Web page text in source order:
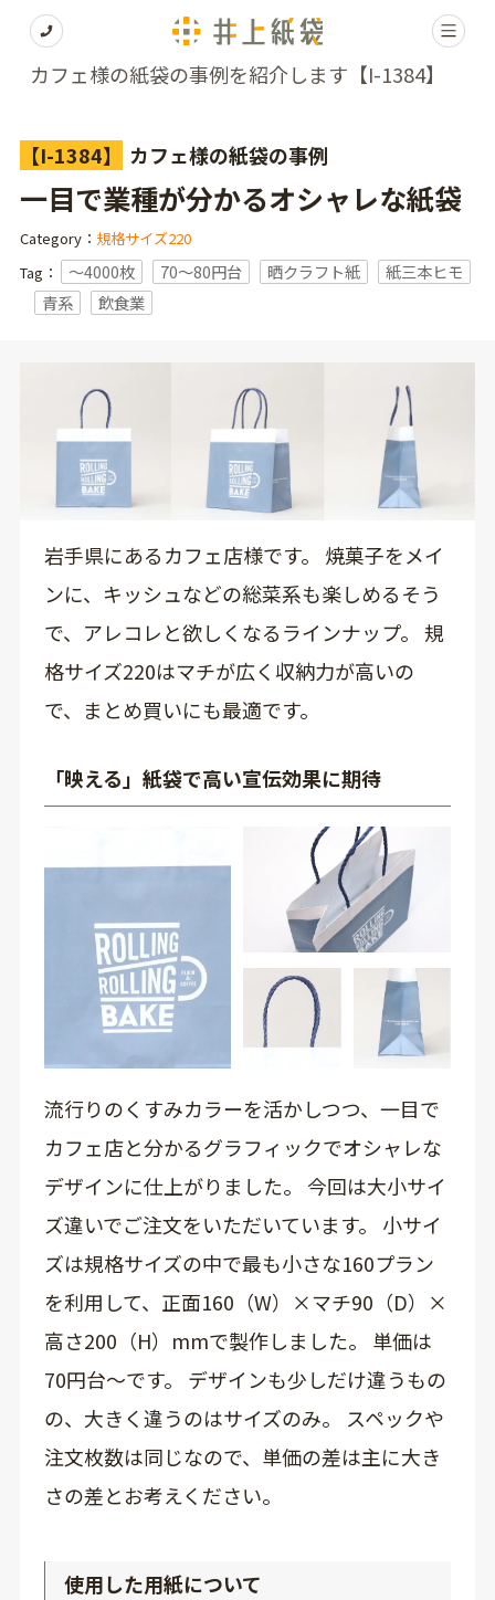
カフェ様の紙袋の事例を紹介します【I-1384】
【I-1384】 カフェ様の紙袋の事例
一目で業種が分かるオシャレな紙袋
Category： 規格サイズ220
Tag：
〜4000枚 70～80円台 晒クラフト紙
紙三本ヒモ
青系
飲食業
岩手県にあるカフェ店様です。 焼菓子をメイ
ンに、キッシュなどの総菜系も楽しめるそう
で、アレコレと欲しくなるラインナップ。 規
格サイズ220はマチが広く収納力が高いの
で、まとめ買いにも最適です。
「映える」紙袋で高い宣伝効果に期待
流行りのくすみカラーを活かしつつ、一目で
カフェ店と分かるグラフィックでオシャレな
デザインに仕上がりました。 今回は大小サイ
ズ違いでご注文をいただいています。 小サイ
ズは規格サイズの中で最も小さな160プラン
を利用して、正面160（W）×マチ90（D）×
高さ200（H）mmで製作しました。 単価は
70円台～です。 デザインも少しだけ違うもの
の、大きく違うのはサイズのみ。 スペックや
注文枚数は同じなので、単価の差は主に大き
さの差とお考えください。
使用した用紙について